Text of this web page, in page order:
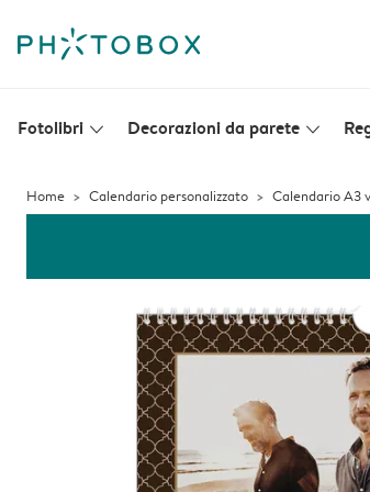
Fotolibri slim_arrow_down Decorazioni da parete slim_arrow_down
Home Calendario personalizzato Calendario A3